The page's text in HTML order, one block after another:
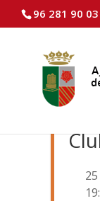
96 281 90 03